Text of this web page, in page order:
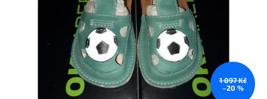
1 097 Kč
–20 %